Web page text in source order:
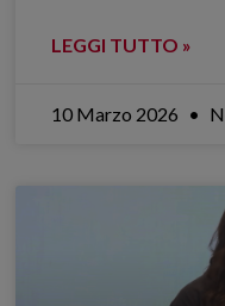
LEGGI TUTTO »
10 Marzo 2026